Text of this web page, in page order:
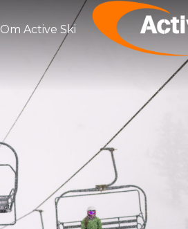
Om Active Ski